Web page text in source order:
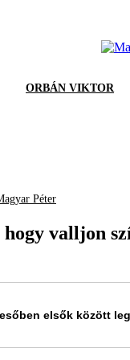
ORBÁN VIKTOR
Péter
valljon
elsők között